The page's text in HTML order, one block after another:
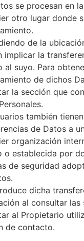
OS
OS
Android
Unknown
se procesan en
otro lugar donde
de la
implicar la
al suyo. Para
de dichos
la sección que
también
de Datos a
organización
o establecida por
de seguridad
dicha
al consultar
al Propietario
de contacto.